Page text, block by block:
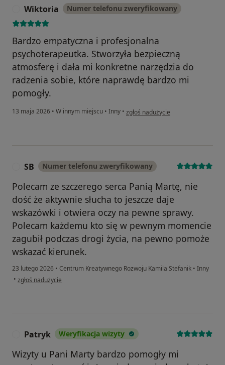
wychowawczych (Body and Mind w Warszawie).
zachowaniem. (ROPS Lublin).
IV 2014 Terapia grupowa dzieci metodą psychodramy.
(Marek Rodziewicz, Stalowa Wola).
VI 2013 Trener grupowy treningu zastępowania agresji
ART® (Szkolenia i Terapia Zachowania – Ewa
Terapia Zachowania – Ewa Morawska w Warszawie).
III 2013 Diagnoza Rodziny (ANIMA – usługi
psychologiczne w Warszawie).
XII 2012 Zapobieganie wypaleniu zawodowemu
(Fundacja Rozwoju Demokracji Lokalnej – Regionalny
Ośrodek w Lublinie).
XII 2012 Komunikacja i rozwiązywanie konfliktów
(Stowarzyszenie SOS Wioski Dziecięce w Biłgoraju).
X 2012 Komunikaty odważne – trening asertywności
psychoterapeutyczny w Warszawie).
V 2012 Syndrom Nieadekwatnych Osiągnięć – dlaczego
Wiktoria Numer telefonu zweryfikowany
Bardzo empatyczna i profesjonalna
psychoterapeutka. Stworzyła bezpieczną
atmosferę i dała mi konkretne narzędzia do
radzenia sobie, które naprawdę bardzo mi
pomogły.
13 maja 2026 • W innym miejscu • Inny • w opinii użytkownika Wiktoria
zgłoś nadużycie
SB Numer telefonu zweryfikowany
Polecam ze szczerego serca Panią Martę, nie
dość że aktywnie słucha to jeszcze daje
wskazówki i otwiera oczy na pewne sprawy.
Polecam każdemu kto się w pewnym momencie
zagubił podczas drogi życia, na pewno pomoże
wskazać kierunek.
23 lutego 2026 • Centrum Kreatywnego Rozwoju Kamila Stefanik • Inny
• w opinii użytkownika SB
zgłoś nadużycie
Patryk Weryfikacja wizyty
Wizyty u Pani Marty bardzo pomogły mi